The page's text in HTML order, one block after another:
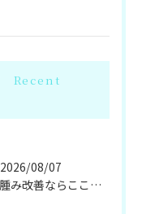
Recent
2026/08/07
浮腫み改善ならここ！岩盤浴併設のパーソナル